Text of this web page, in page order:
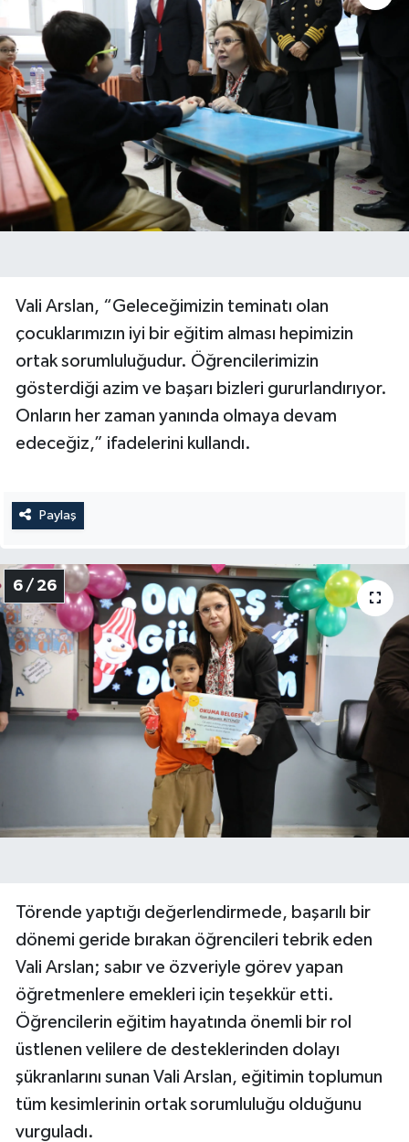
Vali Arslan, “Geleceğimizin teminatı olan
çocuklarımızın iyi bir eğitim alması hepimizin
ortak sorumluluğudur. Öğrencilerimizin
gösterdiği azim ve başarı bizleri gururlandırıyor.
Onların her zaman yanında olmaya devam
edeceğiz,” ifadelerini kullandı.
Paylaş
6 / 26
Törende yaptığı değerlendirmede, başarılı bir
dönemi geride bırakan öğrencileri tebrik eden
Vali Arslan; sabır ve özveriyle görev yapan
öğretmenlere emekleri için teşekkür etti.
Öğrencilerin eğitim hayatında önemli bir rol
üstlenen velilere de desteklerinden dolayı
şükranlarını sunan Vali Arslan, eğitimin toplumun
tüm kesimlerinin ortak sorumluluğu olduğunu
vurguladı.